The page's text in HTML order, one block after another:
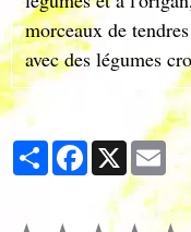
morceaux de
avec des légumes
l'origan. Parfait pour
en quelques
PartagerFacebook
X